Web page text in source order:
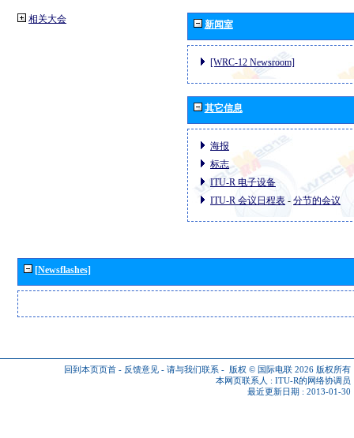
相关大会 新闻室
[WRC-12 Newsroom]
其它信息
海报
标志
ITU-R 电子设备
ITU-R 会议日程表 - 分节的会议
[Newsflashes]
回到本页页首 - 反馈意见 - 请与我们联系 - 版权 © 国际电联 2026 版权所有
本网页联系人 : ITU-R的网络协调员
最近更新日期 : 2013-01-30